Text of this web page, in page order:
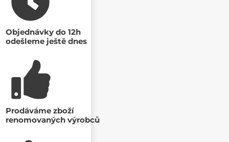
Objednávky do 12h
odešleme ještě dnes
Prodáváme zboží
renomovaných výrobců